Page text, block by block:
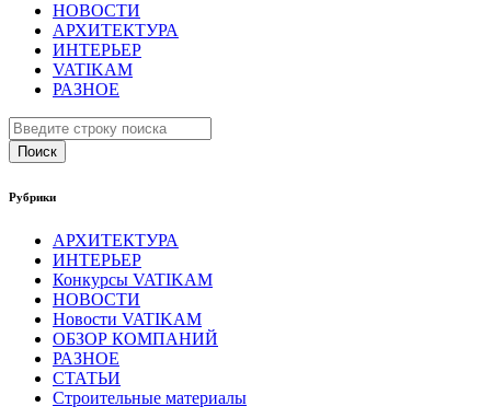
НОВОСТИ
АРХИТЕКТУРА
ИНТЕРЬЕР
VATIKAM
РАЗНОЕ
Поиск
Рубрики
АРХИТЕКТУРА
ИНТЕРЬЕР
Конкурсы VATIKAM
НОВОСТИ
Новости VATIKAM
ОБЗОР КОМПАНИЙ
РАЗНОЕ
СТАТЬИ
Строительные материалы